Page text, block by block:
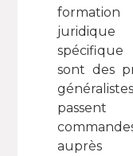
formation
juridique
sont des
passent
auprès